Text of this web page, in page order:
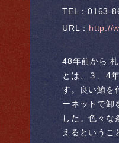
TEL：0163-
URL： http://
48年前から
とは、３、4
す。良い鮪を
ーネットで卸
した。色々な
えるというこ